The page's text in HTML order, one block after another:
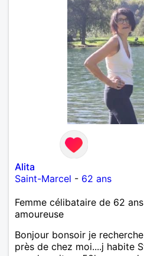
Alita
Saint-Marcel - 62 ans
Femme célibataire de 62
amoureuse
Bonjour bonsoir je
près de chez moi....j habite